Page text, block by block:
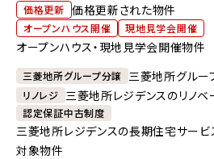
価格更新 価格更新された物件
オープンハウス開催 現地見学会開催
オープンハウス・現地見学会開催物件
三菱地所グループ分譲 三菱地所グルー
リノレジ 三菱地所レジデンスのリノベ
認定保証中古制度
三菱地所レジデンスの長期住宅サービ
対象物件